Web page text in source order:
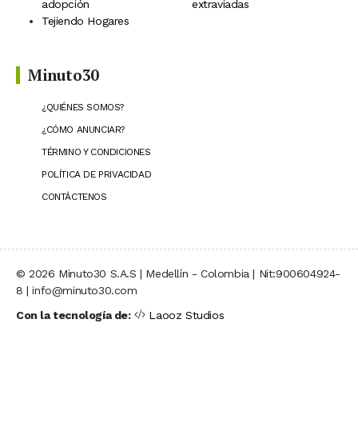
adopción
extraviadas
Tejiendo Hogares
Minuto30
¿QUIÉNES SOMOS?
¿CÓMO ANUNCIAR?
TÉRMINO Y CONDICIONES
POLÍTICA DE PRIVACIDAD
CONTÁCTENOS
© 2026 Minuto30 S.A.S | Medellín - Colombia | Nit:900604924-
8 | info@minuto30.com
Con la tecnología de:
Laooz Studios